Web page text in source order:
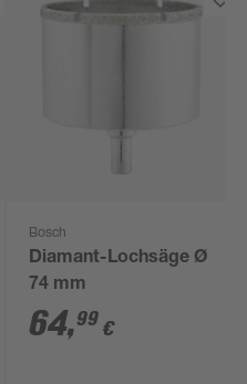
Bosch
Diamant-Lochsäge Ø
74 mm
64,99 €